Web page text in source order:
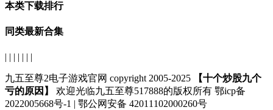
本类下载排行
同类最新合集
| | | | | | |
九五至尊2电子游戏官网 copyright 2005-2025
【十个炒股九个
亏的原因】
欢迎光临九五至尊517888的版权所有 鄂icp备
2022005668号-1 | 鄂公网安备 42011102000260号